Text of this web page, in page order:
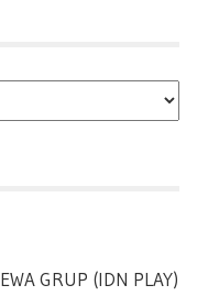
GRUP (IDN PLAY)